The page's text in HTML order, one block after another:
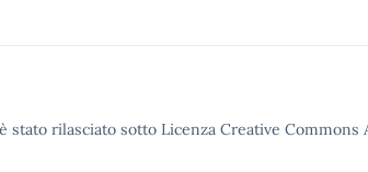
stato rilasciato sotto Licenza Creative Commons